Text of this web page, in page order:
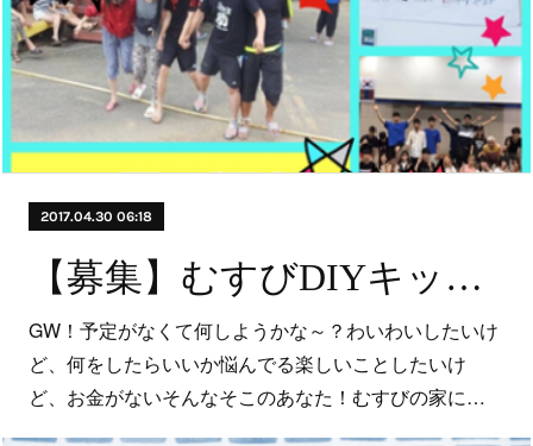
2017.04.30 06:18
【募集】むすびDIYキッチン キャンプ開催のお知らせ【5月3-4日】
GW！予定がなくて何しようかな～？わいわいしたいけ
ど、何をしたらいいか悩んでる楽しいことしたいけ
ど、お金がないそんなそこのあなた！むすびの家に…